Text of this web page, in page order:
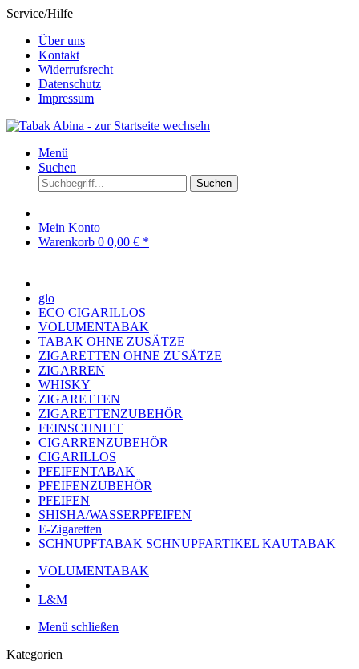
Service/Hilfe
Über uns
Kontakt
Widerrufsrecht
Datenschutz
Impressum
Menü
Suchen
Suchen
Mein Konto
Warenkorb 0 0,00 € *
glo
ECO CIGARILLOS
VOLUMENTABAK
TABAK OHNE ZUSÄTZE
ZIGARETTEN OHNE ZUSÄTZE
ZIGARREN
WHISKY
ZIGARETTEN
ZIGARETTENZUBEHÖR
FEINSCHNITT
CIGARRENZUBEHÖR
CIGARILLOS
PFEIFENTABAK
PFEIFENZUBEHÖR
PFEIFEN
SHISHA/WASSERPFEIFEN
E-Zigaretten
SCHNUPFTABAK SCHNUPFARTIKEL KAUTABAK
VOLUMENTABAK
L&M
Menü schließen
Kategorien